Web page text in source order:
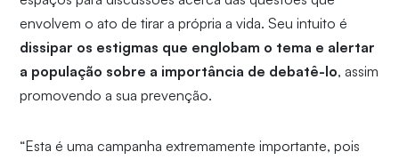
envolvem o ato de tirar a própria a vida. Seu intuito é
dissipar os estigmas que englobam o tema e alertar
a população sobre a importância de debatê-lo, assim
promovendo a sua prevenção.
“Esta é uma campanha extremamente importante, pois